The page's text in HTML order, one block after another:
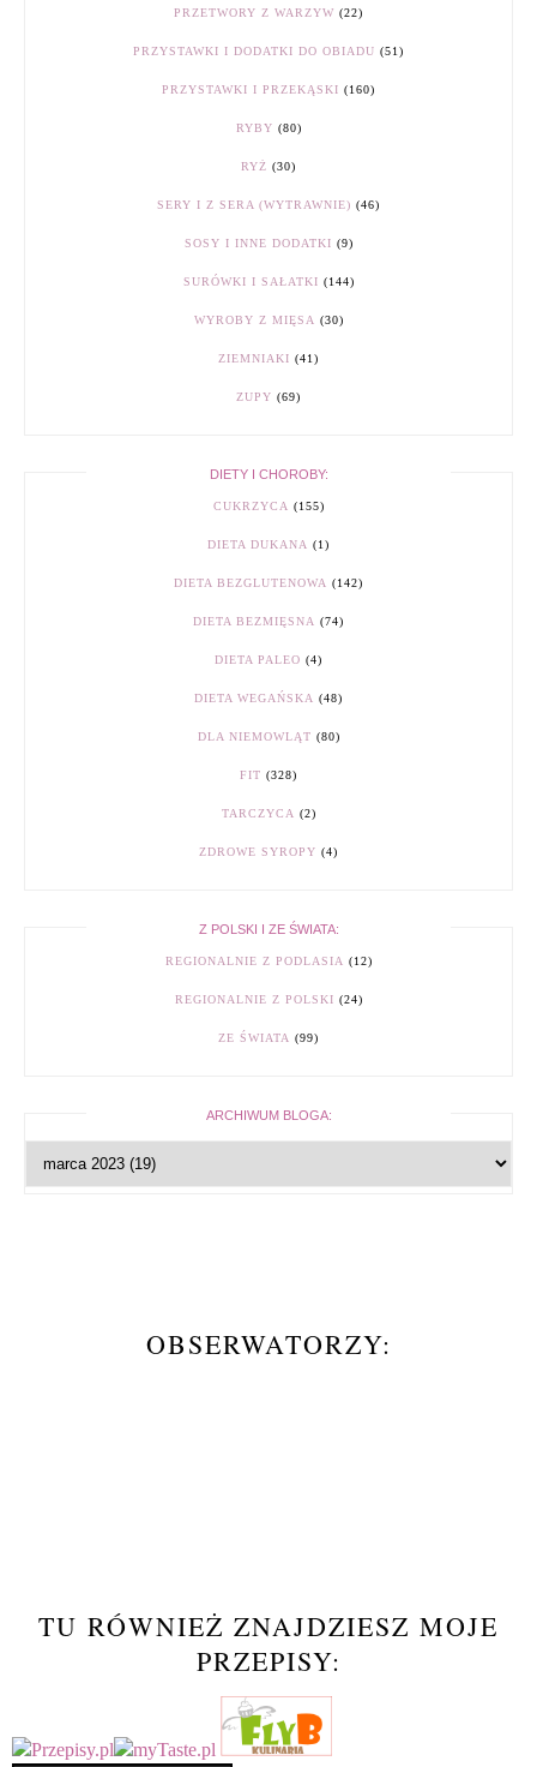
PRZETWORY Z WARZYW (22)
PRZYSTAWKI I DODATKI DO OBIADU (51)
PRZYSTAWKI I PRZEKĄSKI (160)
RYBY (80)
RYŻ (30)
SERY I Z SERA (WYTRAWNIE) (46)
SOSY I INNE DODATKI (9)
SURÓWKI I SAŁATKI (144)
WYROBY Z MIĘSA (30)
ZIEMNIAKI (41)
ZUPY (69)
DIETY I CHOROBY:
CUKRZYCA (155)
DIETA DUKANA (1)
DIETA BEZGLUTENOWA (142)
DIETA BEZMIĘSNA (74)
DIETA PALEO (4)
DIETA WEGAŃSKA (48)
DLA NIEMOWLĄT (80)
FIT (328)
TARCZYCA (2)
ZDROWE SYROPY (4)
Z POLSKI I ZE ŚWIATA:
REGIONALNIE Z PODLASIA (12)
REGIONALNIE Z POLSKI (24)
ZE ŚWIATA (99)
ARCHIWUM BLOGA:
OBSERWATORZY:
TU RÓWNIEŻ ZNAJDZIESZ MOJE
PRZEPISY: